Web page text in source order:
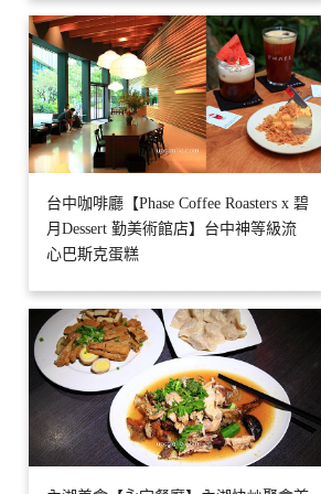
台中咖啡廳【Phase Coffee Roasters x 碧
月Dessert 勤美術館店】台中神等級流
心巴斯克蛋糕